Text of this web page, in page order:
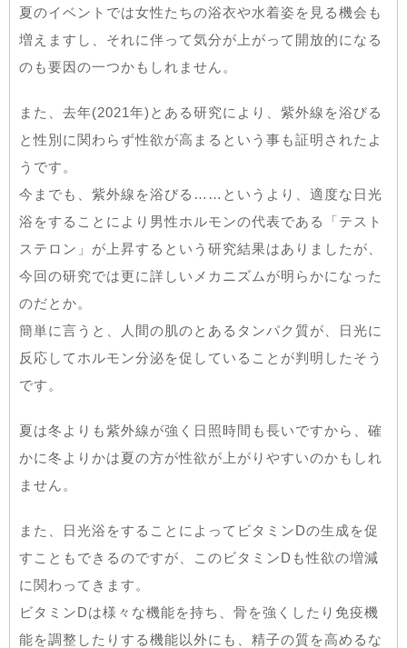
夏のイベントでは女性たちの浴衣や水着姿を見る機会も
増えますし、それに伴って気分が上がって開放的になる
のも要因の一つかもしれません。
また、去年(2021年)とある研究により、紫外線を浴びる
と性別に関わらず性欲が高まるという事も証明されたよ
うです。
今までも、紫外線を浴びる……というより、適度な日光
浴をすることにより男性ホルモンの代表である「テスト
ステロン」が上昇するという研究結果はありましたが、
今回の研究では更に詳しいメカニズムが明らかになった
のだとか。
簡単に言うと、人間の肌のとあるタンパク質が、日光に
反応してホルモン分泌を促していることが判明したそう
です。
夏は冬よりも紫外線が強く日照時間も長いですから、確
かに冬よりかは夏の方が性欲が上がりやすいのかもしれ
ません。
また、日光浴をすることによってビタミンDの生成を促
すこともできるのですが、このビタミンDも性欲の増減
に関わってきます。
ビタミンDは様々な機能を持ち、骨を強くしたり免疫機
能を調整したりする機能以外にも、精子の質を高めるな